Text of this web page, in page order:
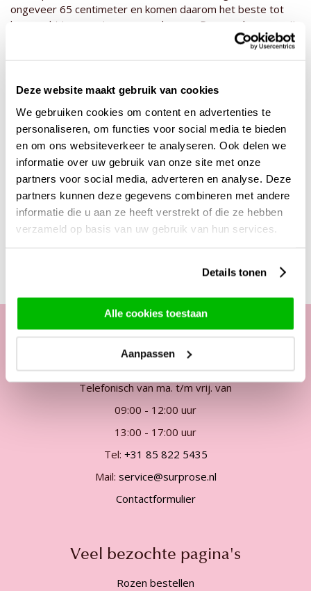
Deze website maakt gebruik van cookies
We gebruiken cookies om content en advertenties te
personaliseren, om functies voor social media te bieden
en om ons websiteverkeer te analyseren. Ook delen we
informatie over uw gebruik van onze site met onze
partners voor social media, adverteren en analyse. Deze
partners kunnen deze gegevens combineren met andere
informatie die u aan ze heeft verstrekt of die ze hebben
verzameld op basis van uw gebruik van hun services.
Details tonen
Alle cookies toestaan
Aanpassen
ongeveer 65 centimeter en komen daarom het beste tot
haar recht in een ruime passende vaas. Deze rode rozen zijn
afkomstig uit Nederland, van de kweker Meewisse Roses.
Bestel dit boeket bijvoorbeeld voor je eigen bruiloft, als
rozenboeket zal altijd goed in de smaak vallen en
gewaardeerd worden door de ontvanger. Verzend nu dit
prachtige boeket en laat een persoonlijk bericht achter door
jouw eigen tekst in het ‘persoonlijke wenstekst’ vak achter
te laten. Dit berichtje wordt zichtbaar op het kaartje dat wij
mee verpakken bij de bestelling. Verras nu met de beste
rozen, hand gebonden en geleverd door Surprose!
Deze producten zijn wellicht ook interessant
Onze klantenservice
Telefonisch van ma. t/m vrij. van
09:00 - 12:00 uur
13:00 - 17:00 uur
Tel: +31 85 822 5435
Mail: service@surprose.nl
Contactformulier
Veel bezochte pagina's
Rozen bestellen